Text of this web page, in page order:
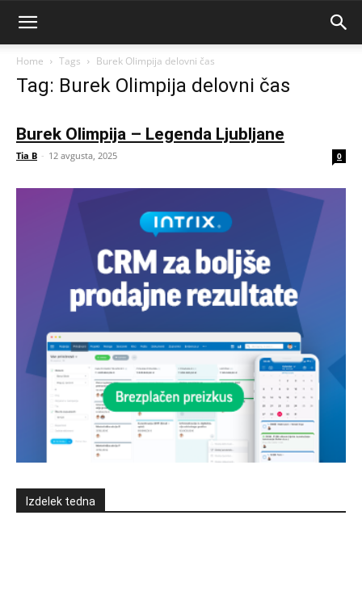
Home Tags Burek Olimpija delovni čas
Tag: Burek Olimpija delovni čas
Burek Olimpija – Legenda Ljubljane
Tia B - 12 avgusta, 2025 0
Izdelek tedna